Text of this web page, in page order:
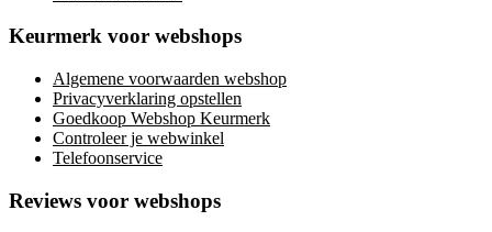
Keurmerk voor webshops
Algemene voorwaarden webshop
Privacyverklaring opstellen
Goedkoop Webshop Keurmerk
Controleer je webwinkel
Telefoonservice
Reviews voor webshops